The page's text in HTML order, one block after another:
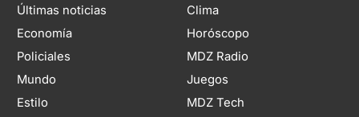
Últimas noticias
Economía
Policiales
Mundo
Estilo
Clima
Horóscopo
MDZ Radio
Juegos
MDZ Tech